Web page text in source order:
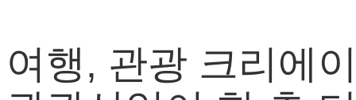
여행, 관광 크리에